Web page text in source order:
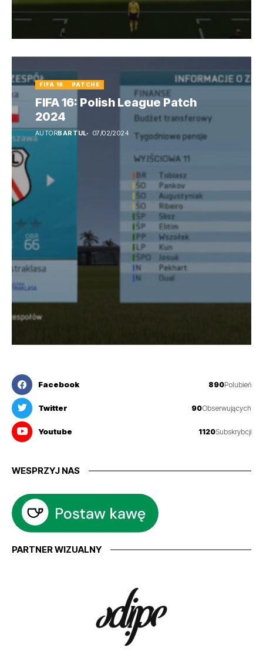
FIFA 16 PATCHE
FIFA 16: Polish League Patch
2024
AUTORBARTUL 07/02/2024
Facebook 890Polubień
Twitter 90Obserwujących
Youtube 1120Subskrybcji
WESPRZYJ NAS
PARTNER WIZUALNY